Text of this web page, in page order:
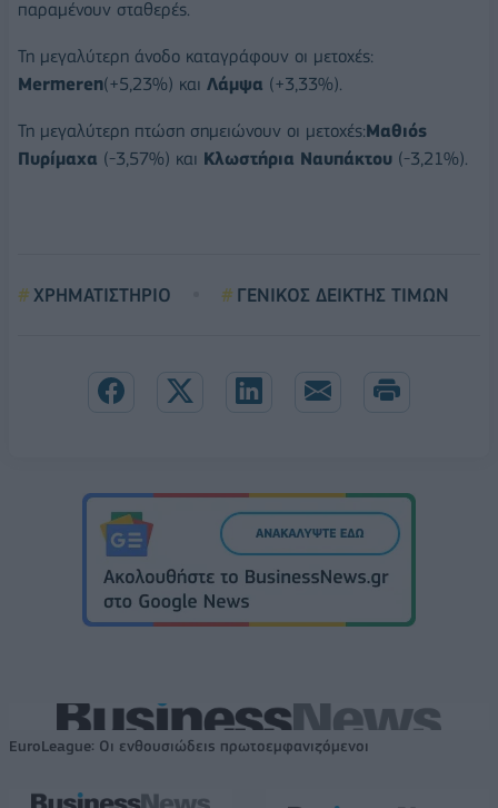
παραμένουν σταθερές.
Τη μεγαλύτερη άνοδο καταγράφουν οι μετοχές:
Mermeren(+5,23%) και Λάμψα (+3,33%).
Τη μεγαλύτερη πτώση σημειώνουν οι μετοχές:Μαθιός
Πυρίμαχα (-3,57%) και Κλωστήρια Ναυπάκτου (-3,21%).
ΧΡΗΜΑΤΙΣΤΗΡΙΟ ΓΕΝΙΚΟΣ ΔΕΙΚΤΗΣ ΤΙΜΩΝ
EuroLeague: Οι ενθουσιώδεις πρωτοεμφανιζόμενοι